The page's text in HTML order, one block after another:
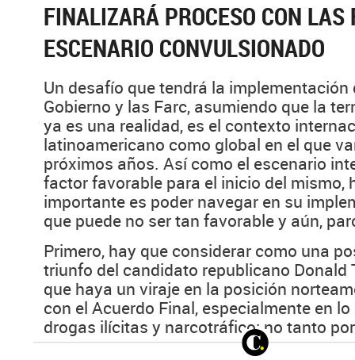
FINALIZARÁ PROCESO CON LAS
ESCENARIO CONVULSIONADO
Un desafío que tendrá la implementación
Gobierno y las Farc, asumiendo que la
ya es una realidad, es el contexto
latinoamericano como global en el que
próximos años. Así como el escenario
factor favorable para el inicio del mismo,
importante es poder navegar en su
que puede no ser tan favorable y aún,
Primero, hay que considerar como una
triunfo del candidato republicano Donald
que haya un viraje en la posición
con el Acuerdo Final, especialmente en
drogas ilícitas y narcotráfico; no tanto